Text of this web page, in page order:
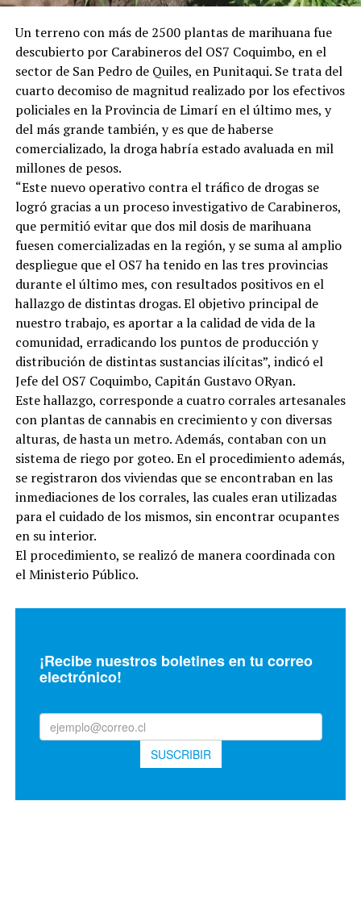
Un terreno con más de 2500 plantas de marihuana fue
descubierto por Carabineros del OS7 Coquimbo, en el
sector de San Pedro de Quiles, en Punitaqui. Se trata del
cuarto decomiso de magnitud realizado por los efectivos
policiales en la Provincia de Limarí en el último mes, y
del más grande también, y es que de haberse
comercializado, la droga habría estado avaluada en mil
millones de pesos.
“Este nuevo operativo contra el tráfico de drogas se
logró gracias a un proceso investigativo de Carabineros,
que permitió evitar que dos mil dosis de marihuana
fuesen comercializadas en la región, y se suma al amplio
despliegue que el OS7 ha tenido en las tres provincias
durante el último mes, con resultados positivos en el
hallazgo de distintas drogas. El objetivo principal de
nuestro trabajo, es aportar a la calidad de vida de la
comunidad, erradicando los puntos de producción y
distribución de distintas sustancias ilícitas”, indicó el
Jefe del OS7 Coquimbo, Capitán Gustavo ORyan.
Este hallazgo, corresponde a cuatro corrales artesanales
con plantas de cannabis en crecimiento y con diversas
alturas, de hasta un metro. Además, contaban con un
sistema de riego por goteo. En el procedimiento además,
se registraron dos viviendas que se encontraban en las
inmediaciones de los corrales, las cuales eran utilizadas
para el cuidado de los mismos, sin encontrar ocupantes
en su interior.
El procedimiento, se realizó de manera coordinada con
el Ministerio Público.